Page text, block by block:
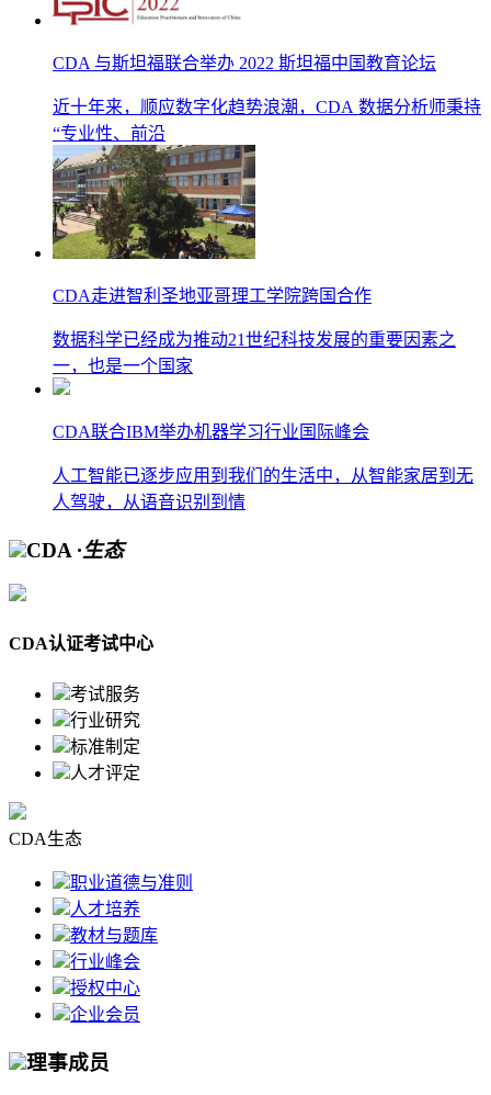
CDA 与斯坦福联合举办 2022 斯坦福中国教育论坛
近十年来，顺应数字化趋势浪潮，CDA 数据分析师秉持
“专业性、前沿
CDA走进智利圣地亚哥理工学院跨国合作
数据科学已经成为推动21世纪科技发展的重要因素之
一，也是一个国家
CDA联合IBM举办机器学习行业国际峰会
人工智能已逐步应用到我们的生活中，从智能家居到无
人驾驶，从语音识别到情
CDA ·生态
CDA认证考试中心
考试服务
行业研究
标准制定
人才评定
CDA生态
职业道德与准则
人才培养
教材与题库
行业峰会
授权中心
企业会员
理事成员